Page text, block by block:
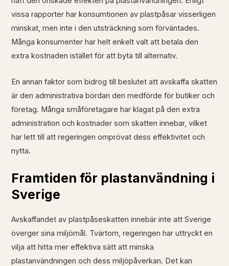
vissa rapporter har konsumtionen av plastpåsar visserligen
minskat, men inte i den utsträckning som förväntades.
Många konsumenter har helt enkelt valt att betala den
extra kostnaden istället för att byta till alternativ.
En annan faktor som bidrog till beslutet att avskaffa skatten
är den administrativa bördan den medförde för butiker och
företag. Många småföretagare har klagat på den extra
administration och kostnader som skatten innebar, vilket
har lett till att regeringen omprövat dess effektivitet och
nytta.
Framtiden för plastanvändning i
Sverige
Avskaffandet av plastpåseskatten innebär inte att Sverige
överger sina miljömål. Tvärtom, regeringen har uttryckt en
vilja att hitta mer effektiva sätt att minska
plastanvändningen och dess miljöpåverkan. Det kan